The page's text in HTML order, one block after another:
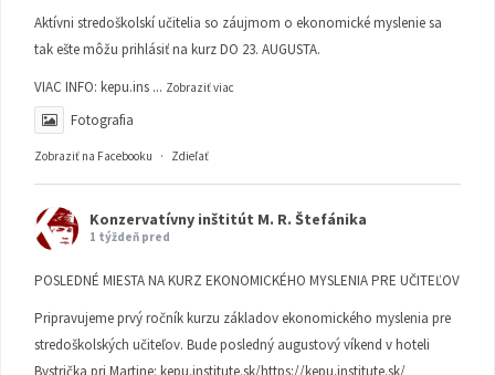
Aktívni stredoškolskí učitelia so záujmom o ekonomické myslenie sa
tak ešte môžu prihlásiť na kurz DO 23. AUGUSTA.
VIAC INFO: kepu.ins ... Zobraziť viac
Fotografia
Zobraziť na Facebooku · Zdieľať
Konzervatívny inštitút M. R. Štefánika
1 týždeň pred
POSLEDNÉ MIESTA NA KURZ EKONOMICKÉHO MYSLENIA PRE UČITEĽOV
Pripravujeme prvý ročník kurzu základov ekonomického myslenia pre
stredoškolských učiteľov. Bude posledný augustový víkend v hoteli